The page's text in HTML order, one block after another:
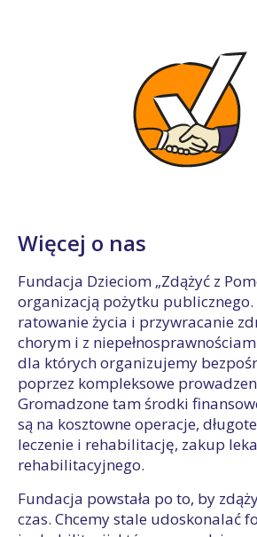
Więcej o nas
Fundacja Dzieciom „Zdążyć z
organizacją pożytku publicznego.
ratowanie życia i przywracanie
chorym i z
dla których organizujemy
poprzez kompleksowe
Gromadzone tam środki
są na kosztowne operacje,
leczenie i rehabilitację, zakup
rehabilitacyjnego.
Fundacja powstała po to, by
czas. Chcemy stale udoskonalać